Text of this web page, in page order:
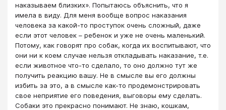
наказываем близких». Попытаюсь объяснить, что я
имела в виду. Для меня вообще вопрос наказания
человека за какой-то проступок очень сложный, даже
если этот человек – ребенок и уже не очень маленький.
Потому, как говорят про собак, когда их воспитывают, что
они ни к коем случае нельзя откладывать наказание, т.е.
если животное что-то сделало, то оно должно тут же
получить реакцию вашу. Не в смысле вы его должны
избить за это, а в смысле как-то продемонстрировать
свое неприятие его поведения, выговоры ему сделать.
Собаки это прекрасно понимают. Не знаю, кошкам,